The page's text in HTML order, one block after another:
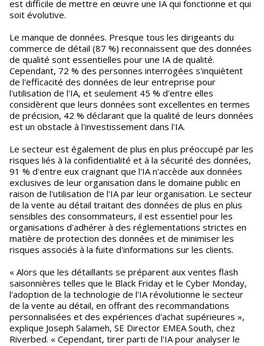
est difficile de mettre en œuvre une IA qui fonctionne et qui
soit évolutive.
Le manque de données. Presque tous les dirigeants du
commerce de détail (87 %) reconnaissent que des données
de qualité sont essentielles pour une IA de qualité.
Cependant, 72 % des personnes interrogées s'inquiètent
de l'efficacité des données de leur entreprise pour
l'utilisation de l'IA, et seulement 45 % d'entre elles
considèrent que leurs données sont excellentes en termes
de précision, 42 % déclarant que la qualité de leurs données
est un obstacle à l'investissement dans l'IA.
Le secteur est également de plus en plus préoccupé par les
risques liés à la confidentialité et à la sécurité des données,
91 % d'entre eux craignant que l'IA n'accède aux données
exclusives de leur organisation dans le domaine public en
raison de l'utilisation de l'IA par leur organisation. Le secteur
de la vente au détail traitant des données de plus en plus
sensibles des consommateurs, il est essentiel pour les
organisations d'adhérer à des réglementations strictes en
matière de protection des données et de minimiser les
risques associés à la fuite d'informations sur les clients.
« Alors que les détaillants se préparent aux ventes flash
saisonnières telles que le Black Friday et le Cyber Monday,
l'adoption de la technologie de l'IA révolutionne le secteur
de la vente au détail, en offrant des recommandations
personnalisées et des expériences d'achat supérieures »,
explique Joseph Salameh, SE Director EMEA South, chez
Riverbed. « Cependant, tirer parti de l'IA pour analyser le